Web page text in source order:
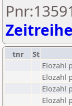
Zeitreihe
tnr St
Elozahl
Elozahl
Elozahl
Elozahl